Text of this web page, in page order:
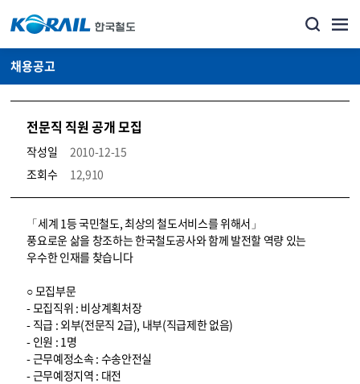
채용공고
전문직 직원 공개 모집
작성일
2010-12-15
조회수
12,910
코레일소개_경영공시_채용공고 상세보기 – 내용, 파일, 담당자 연락처로 구성
「세계 1등 국민철도, 최상의 철도서비스를 위해서」
풍요로운 삶을 창조하는 한국철도공사와 함께 발전할 역량 있는
우수한 인재를 찾습니다
○ 모집부문
- 모집직위 : 비상계획처장
- 직급 : 외부(전문직 2급), 내부(직급제한 없음)
- 인원 : 1명
- 근무예정소속 : 수송안전실
- 근무예정지역 : 대전